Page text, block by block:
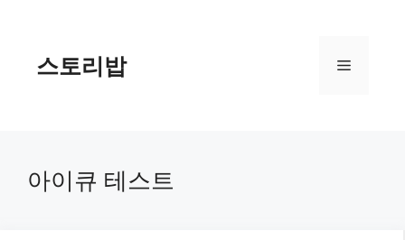
스토리밥 메
아이큐 테스트